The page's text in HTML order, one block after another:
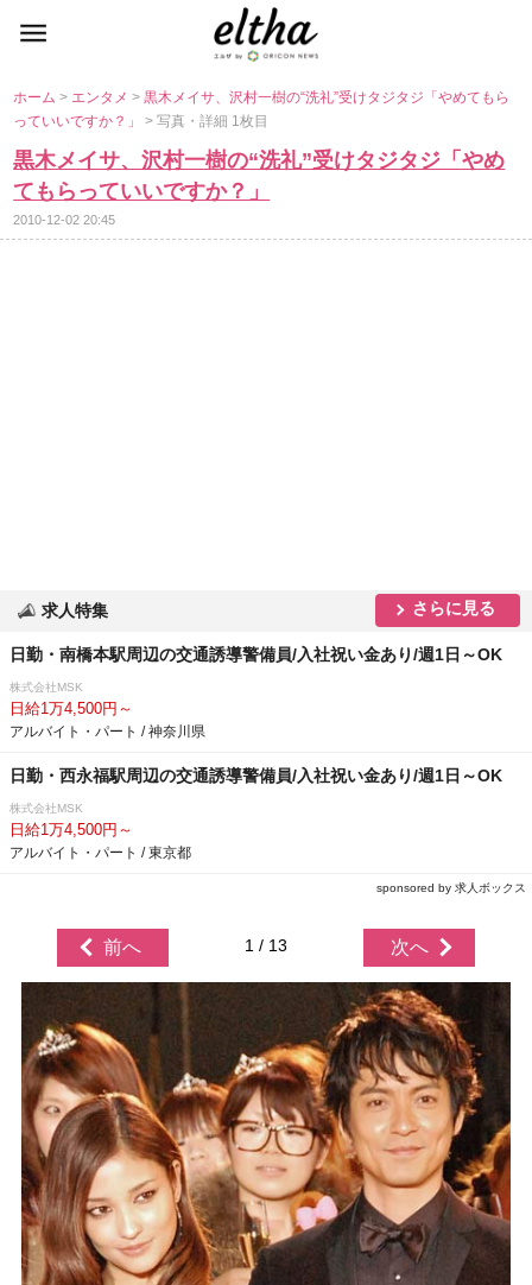
ホーム> エンタメ>黒木メイサ、沢村一樹の“洗礼”受けタジタジ「やめてもら
っていいですか？」> 写真・詳細 1枚目
黒木メイサ、沢村一樹の“洗礼”受けタジタジ「やめ
てもらっていいですか？」
2010-12-02 20:45
求人特集 さらに見る
日勤・南橋本駅周辺の交通誘導警備員/入社祝い金あり/週1日～OK
株式会社MSK
日給1万4,500円～
アルバイト・パート / 神奈川県
日勤・西永福駅周辺の交通誘導警備員/入社祝い金あり/週1日～OK
株式会社MSK
日給1万4,500円～
アルバイト・パート / 東京都
sponsored by 求人ボックス
前へ 1 / 13 次へ